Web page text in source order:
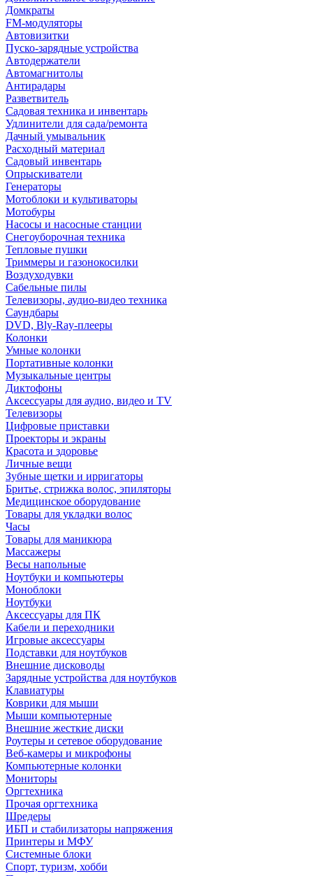
Домкраты
FM-модуляторы
Автовизитки
Пуско-зарядные устройства
Автодержатели
Автомагнитолы
Антирадары
Разветвитель
Садовая техника и инвентарь
Удлинители для сада/ремонта
Дачный умывальник
Расходный материал
Садовый инвентарь
Опрыскиватели
Генераторы
Мотоблоки и культиваторы
Мотобуры
Насосы и насосные станции
Снегоуборочная техника
Тепловые пушки
Триммеры и газонокосилки
Воздуходувки
Сабельные пилы
Телевизоры, аудио-видео техника
Саундбары
DVD, Bly-Ray-плееры
Колонки
Умные колонки
Портативные колонки
Музыкальные центры
Диктофоны
Аксессуары для аудио, видео и TV
Телевизоры
Цифровые приставки
Проекторы и экраны
Красота и здоровье
Личные вещи
Зубные щетки и ирригаторы
Бритье, стрижка волос, эпиляторы
Медицинское оборудование
Товары для укладки волос
Часы
Товары для маникюра
Массажеры
Весы напольные
Ноутбуки и компьютеры
Моноблоки
Ноутбуки
Аксессуары для ПК
Кабели и переходники
Игровые аксессуары
Подставки для ноутбуков
Внешние дисководы
Зарядные устройства для ноутбуков
Клавиатуры
Коврики для мыши
Мыши компьютерные
Внешние жесткие диски
Роутеры и сетевое оборудование
Веб-камеры и микрофоны
Компьютерные колонки
Мониторы
Оргтехника
Прочая оргтехника
Шредеры
ИБП и стабилизаторы напряжения
Принтеры и МФУ
Системные блоки
Спорт, туризм, хобби